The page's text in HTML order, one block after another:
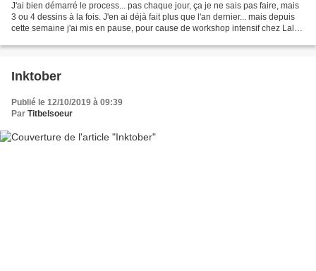
J'ai bien démarré le process... pas chaque jour, ça je ne sais pas faire, mais
3 ou 4 dessins à la fois. J'en ai déjà fait plus que l'an dernier... mais depuis
cette semaine j'ai mis en pause, pour cause de workshop intensif chez Laly
Inktober
Publié le 12/10/2019 à 09:39
Par Titbelsoeur